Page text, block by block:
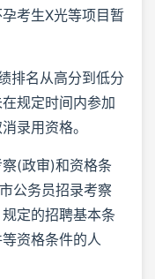
考生X光等项目暂
排名从高分到低分
规定时间内参加
录用资格。
(政审)和资格条
公务员招录考察
定的招聘基本条
资格条件的人